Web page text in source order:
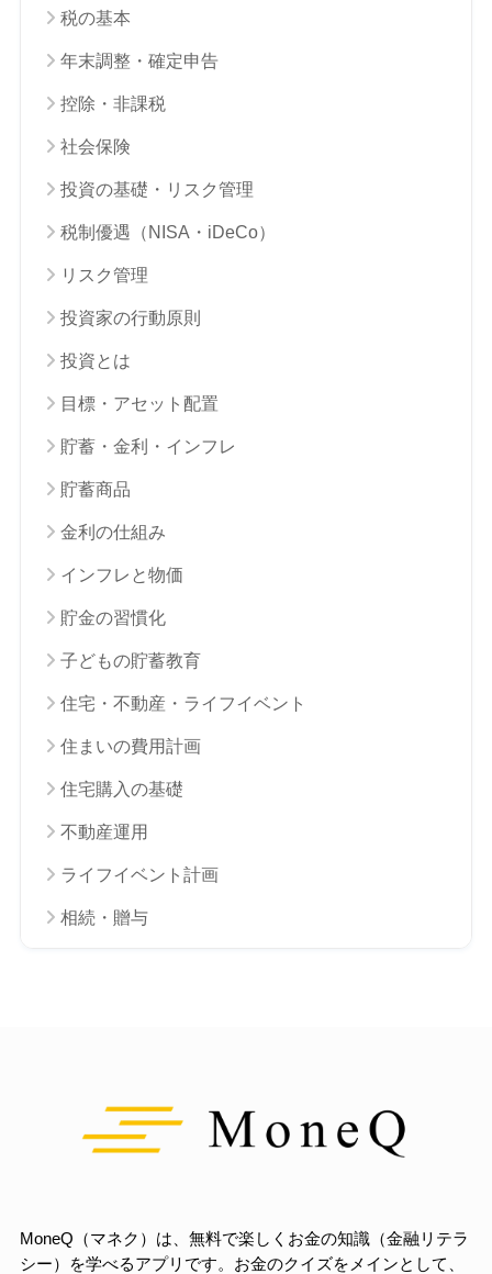
税の基本
年末調整・確定申告
控除・非課税
社会保険
投資の基礎・リスク管理
税制優遇（NISA・iDeCo）
リスク管理
投資家の行動原則
投資とは
目標・アセット配置
貯蓄・金利・インフレ
貯蓄商品
金利の仕組み
インフレと物価
貯金の習慣化
子どもの貯蓄教育
住宅・不動産・ライフイベント
住まいの費用計画
住宅購入の基礎
不動産運用
ライフイベント計画
相続・贈与
MoneQ（マネク）は、無料で楽しくお金の知識（金融リテラ
シー）を学べるアプリです。お金のクイズをメインとして、